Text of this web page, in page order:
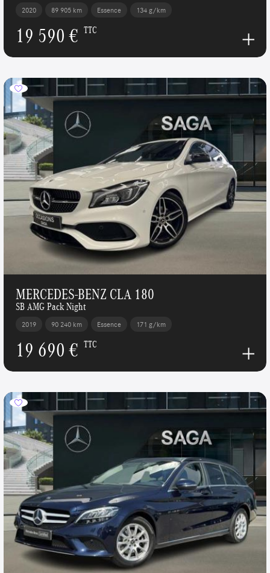
2020 89 905 km Essence 134 g/km
19 590 € TTC
MERCEDES-BENZ CLA 180
SB AMG Pack Night
2019 90 240 km Essence 171 g/km
19 690 € TTC